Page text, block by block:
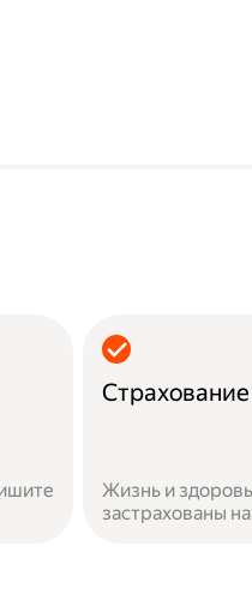
Жизнь и
застрахованы